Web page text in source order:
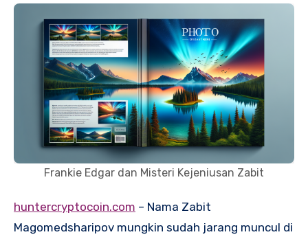
Frankie Edgar dan Misteri Kejeniusan Zabit
huntercryptocoin.com – Nama Zabit
Magomedsharipov mungkin sudah jarang muncul di